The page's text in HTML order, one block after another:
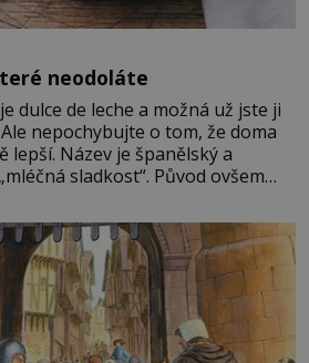
neodoláte
dulce de leche a možná už jste ji
nepochybujte o tom, že doma
lepší. Název je španělský a
sladkost“. Původ ovšem
zemí a k tomu